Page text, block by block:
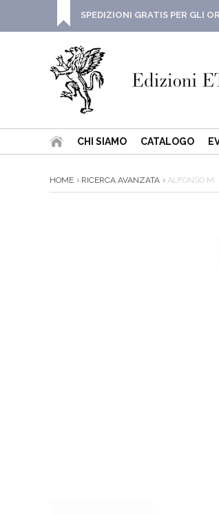
SPEDIZIONI GRATIS PER GLI
CHI SIAMO CATALOGO
HOME RICERCA AVANZATA ALFONSO M.